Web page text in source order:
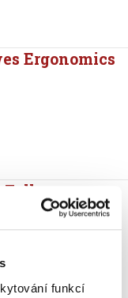
funkcí
Ergonomics